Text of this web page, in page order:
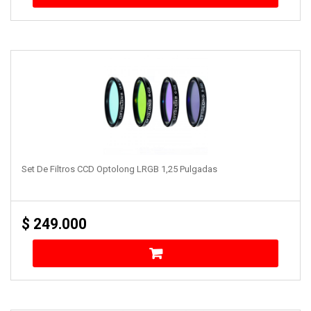
Set De Filtros CCD Optolong LRGB 1,25 Pulgadas
$ 249.000